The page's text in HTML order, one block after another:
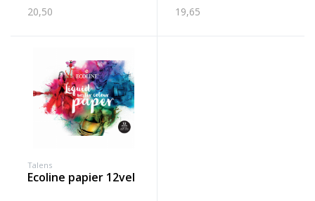
20,50 19,65
Talens
ecoline papier 12vel